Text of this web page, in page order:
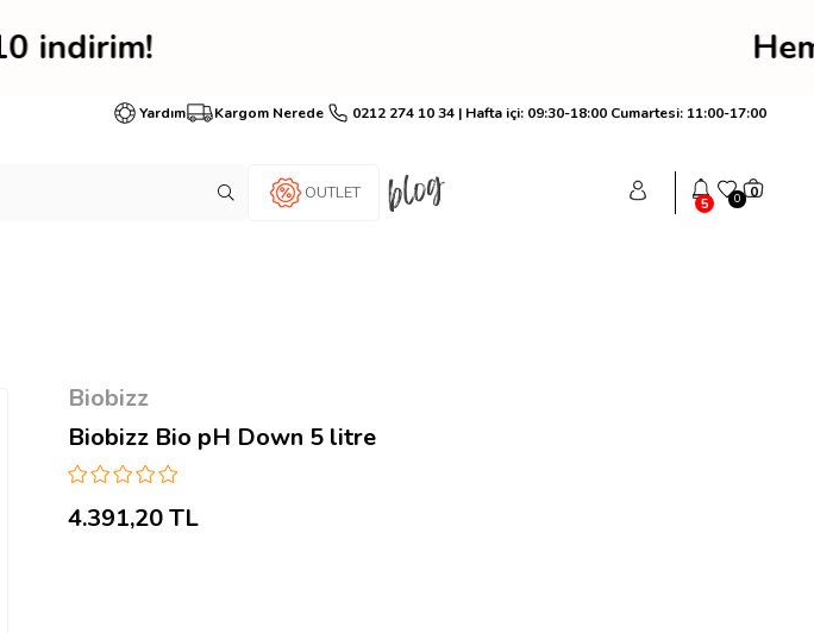
%10 indirim! Hemen üye ol
Yardım Kargom Nerede 0212 274 10 34 | Hafta içi: 09:30-18:00 Cumartesi: 11:00-17:00
OUTLET
5 0 0
Biobizz
Biobizz Bio pH Down 5 litre
4.391,20 TL